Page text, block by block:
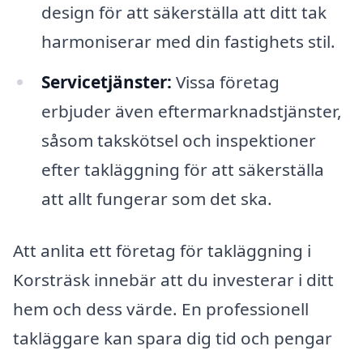
design för att säkerställa att ditt tak
harmoniserar med din fastighets stil.
Servicetjänster: Vissa företag
erbjuder även eftermarknadstjänster,
såsom takskötsel och inspektioner
efter takläggning för att säkerställa
att allt fungerar som det ska.
Att anlita ett företag för takläggning i
Korsträsk innebär att du investerar i ditt
hem och dess värde. En professionell
takläggare kan spara dig tid och pengar